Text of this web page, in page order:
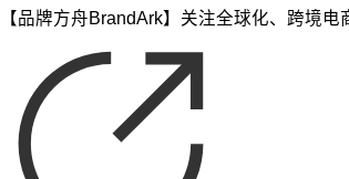
【品牌方舟BrandArk】关注全球化、跨境